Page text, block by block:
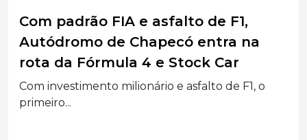
Com padrão FIA e asfalto de F1,
Autódromo de Chapecó entra na
rota da Fórmula 4 e Stock Car
Com investimento milionário e asfalto de F1, o
primeiro...